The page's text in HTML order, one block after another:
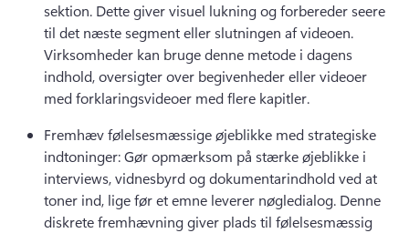
sektion. Dette giver visuel lukning og forbereder seere
Virksomheder kan bruge denne metode i dagens
indhold, oversigter over begivenheder eller videoer
med forklaringsvideoer med flere kapitler.
Fremhæv følelsesmæssige øjeblikke med strategiske
indtoninger: Gør opmærksom på stærke øjeblikke i
interviews, vidnesbyrd og dokumentarindhold ved at
toner ind, lige før et emne leverer nøgledialog. Denne
diskrete fremhævning giver plads til følelsesmæssig